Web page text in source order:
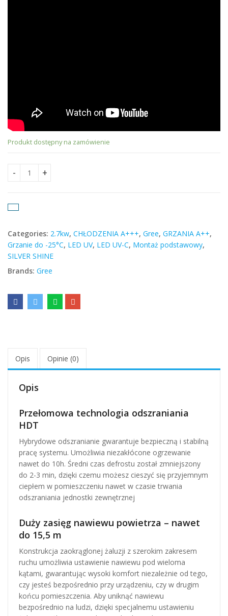
Produkt dostępny na zamówienie
Gree Airy Silver 2.7kW quantity
Categories: 2.7kw, CHŁODZENIA A+++, Gree, GRZANIA A++,
Grzanie do -25°C, LED UV, LED UV-C, Montaż podstawowy,
SILVER SHINE
Brands: Gree
Opis Opinie (0)
Opis
Przełomowa technologia odszraniania
HDT
Hybrydowe odszranianie gwarantuje bezpieczną i stabilną
pracę systemu. Umożliwia niezakłócone ogrzewanie
nawet do 10h. Średni czas defrostu został zmniejszony
do 2-3 min, dzięki czemu możesz cieszyć się przyjemnym
ciepłem w pomieszczeniu nawet w czasie trwania
odszraniania jednostki zewnętrznej
Duży zasięg nawiewu powietrza – nawet
do 15,5 m
Konstrukcja zaokrąglonej żaluzji z szerokim zakresem
ruchu umożliwia ustawienie nawiewu pod wieloma
kątami, gwarantując wysoki komfort niezależnie od tego,
czy jesteś bezpośrednio przy urządzeniu, czy w drugim
końcu pomieszczenia. Aby uniknąć nawiewu
bezpośrednio na ludzi, dzięki specjalnemu ustawieniu